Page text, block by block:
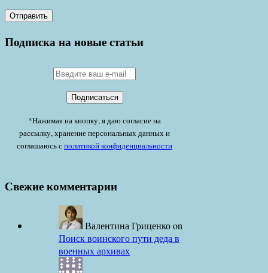
Подписка на новые статьи
*Нажимая на кнопку, я даю согласие на
рассылку, хранение персональных данных и
соглашаюсь сполитикой конфиденциальности
Свежие комментарии
Валентина Гриценкоon
Поиск воинского пути деда в
военных архивах